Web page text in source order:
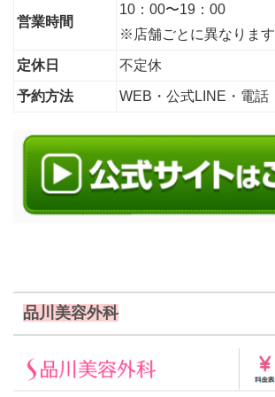
営業時間
10：00〜19：00
※店舗ごとに異なります
定休日 不定休
予約方法 WEB・公式LINE・電話
品川美容外科